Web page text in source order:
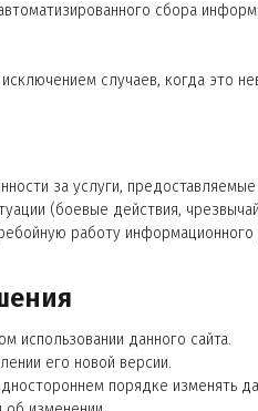
сбора
случаев, когда это
за услуги,
(боевые действия,
работу информационного
использовании данного сайта.
его новой версии.
порядке изменять